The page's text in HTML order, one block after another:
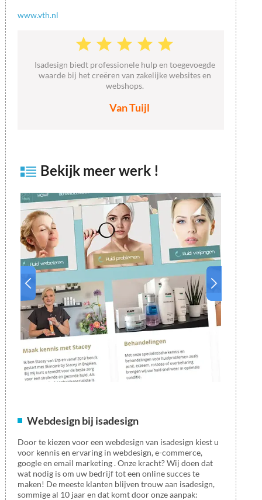
www.vth.nl
Isadesign biedt professionele hulp en toegevoegde
waarde bij het creëren van zakelijke websites en
webshops.
Van Tuijl
Bekijk meer werk !
Webdesign bij isadesign
Door te kiezen voor een webdesign van isadesign kiest u
voor kennis en ervaring in webdesign, e-commerce,
google en email marketing . Onze kracht? Wij doen dat
wat nodig is om uw bedrijf tot een online succes te
maken! De meeste klanten blijven trouw aan isadesign,
sommige al 10 jaar en dat komt door onze aanpak: